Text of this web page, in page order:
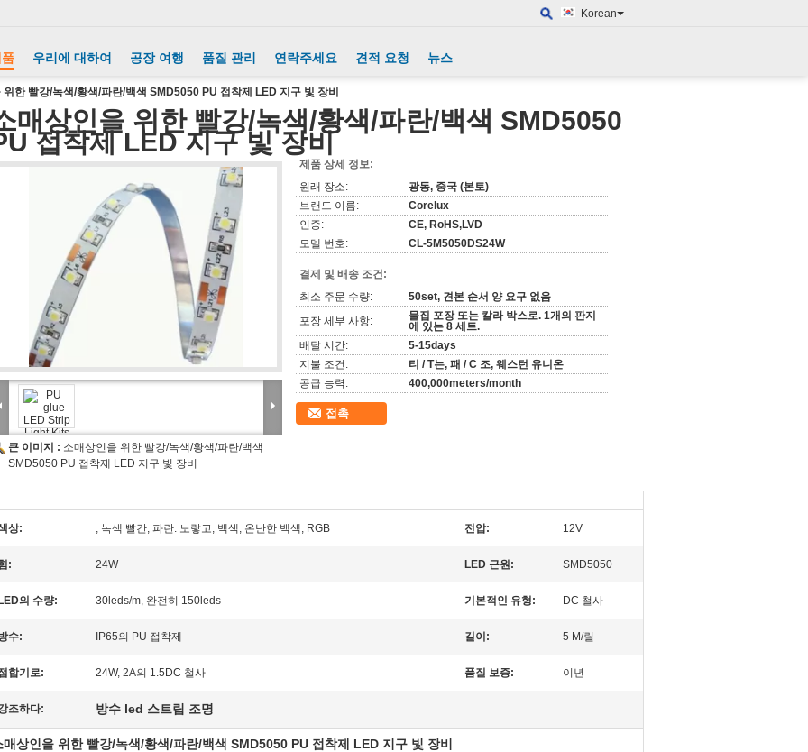
Korean
우리에 대하여 공장 여행 품질 관리 연락주세요 견적 요청 뉴스
위한 빨강/녹색/황색/파란/백색 SMD5050 PU 접착제 LED 지구 빛 장비
매상인을 위한 빨강/녹색/황색/파란/백색 SMD5050
접착제 LED 지구 빛 장비
큰 이미지 : 소매상인을 위한 빨강/녹색/황색/파란/백색
SMD5050 PU 접착제 LED 지구 빛 장비
제품 상세 정보:
원래 장소:
광동, 중국 (본토)
브랜드 이름:
Corelux
인증:
CE, RoHS,LVD
모델 번호:
CL-5M5050DS24W
결제 및 배송 조건:
최소 주문 수량:
50set, 견본 순서 양 요구 없음
포장 세부 사항:
물집 포장 또는 칼라 박스로. 1개의 판지
에 있는 8 세트.
배달 시간:
5-15days
지불 조건:
티 / T는, 패 / C 조, 웨스턴 유니온
공급 능력:
400,000meters/month
접촉
상: , 녹색 빨간, 파란. 노랗고, 백색, 온난한 백색, RGB 전압: 12V
: 24W LED 근원: SMD5050
의 수량: 30leds/m, 완전히 150leds 기본적인 유형: DC 철사
수: IP65의 PU 접착제 길이: 5 M/릴
합기로: 24W, 2A의 1.5DC 철사 품질 보증: 이년
조하다: 방수 led 스트립 조명
매상인을 위한 빨강/녹색/황색/파란/백색 SMD5050 PU 접착제 LED 지구 빛 장비